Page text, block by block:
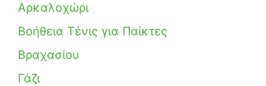
Αρκαλοχώρι
Βοήθεια Τένις για Παίκτες
Βραχασίου
Γάζι